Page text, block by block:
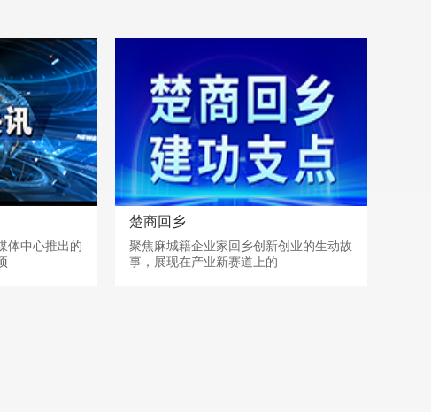
2026-01-15 15:06:15
汪力量：打造跨境电商
2025-12-16 08:56:22
体中心推出的
楚商回乡
聚焦麻城籍企业家回乡创新创业的生动故
事，展现在产业新赛道上的